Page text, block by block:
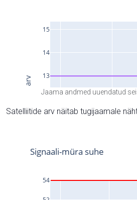
Jaama andmed uuendatud
Satelliitide arv näitab tugijaamale